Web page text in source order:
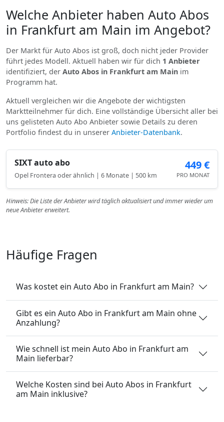
Welche Anbieter haben Auto Abos
in Frankfurt am Main im Angebot?
Der Markt für Auto Abos ist groß, doch nicht jeder Provider
führt jedes Modell. Aktuell haben wir für dich 1 Anbieter
identifiziert, der Auto Abos in Frankfurt am Main im
Programm hat.
Aktuell vergleichen wir die Angebote der wichtigsten
Marktteilnehmer für dich. Eine vollständige Übersicht aller bei
uns gelisteten Auto Abo Anbieter sowie Details zu deren
Portfolio findest du in unserer Anbieter-Datenbank.
SIXT auto abo
Opel Frontera oder ähnlich | 6 Monate | 500 km
449 €
PRO MONAT
Hinweis: Die Liste der Anbieter wird täglich aktualisiert und immer wieder um
neue Anbieter erweitert.
Häufige Fragen
Was kostet ein Auto Abo in Frankfurt am Main?
Gibt es ein Auto Abo in Frankfurt am Main ohne
Anzahlung?
Wie schnell ist mein Auto Abo in Frankfurt am
Main lieferbar?
Welche Kosten sind bei Auto Abos in Frankfurt
am Main inklusive?